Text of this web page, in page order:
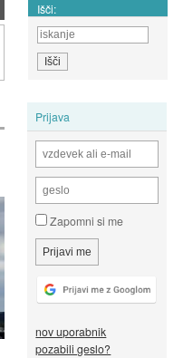
Išči:
Prijava
Zapomni si me
nov uporabnik
pozabili geslo?